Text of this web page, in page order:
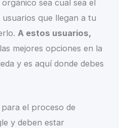
sea cual sea el
que llegan a tu
A estos usuarios,
las mejores opciones en la
y es aquí donde debes
el proceso de
y deben estar